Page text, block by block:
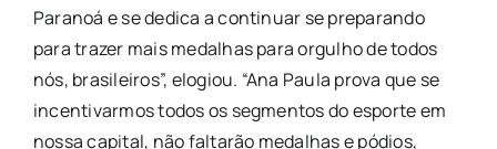
Paranoá e se dedica a continuar se preparando
para trazer mais medalhas para orgulho de todos
nós, brasileiros”, elogiou. “Ana Paula prova que se
incentivarmos todos os segmentos do esporte em
nossa capital, não faltarão medalhas e pódios,